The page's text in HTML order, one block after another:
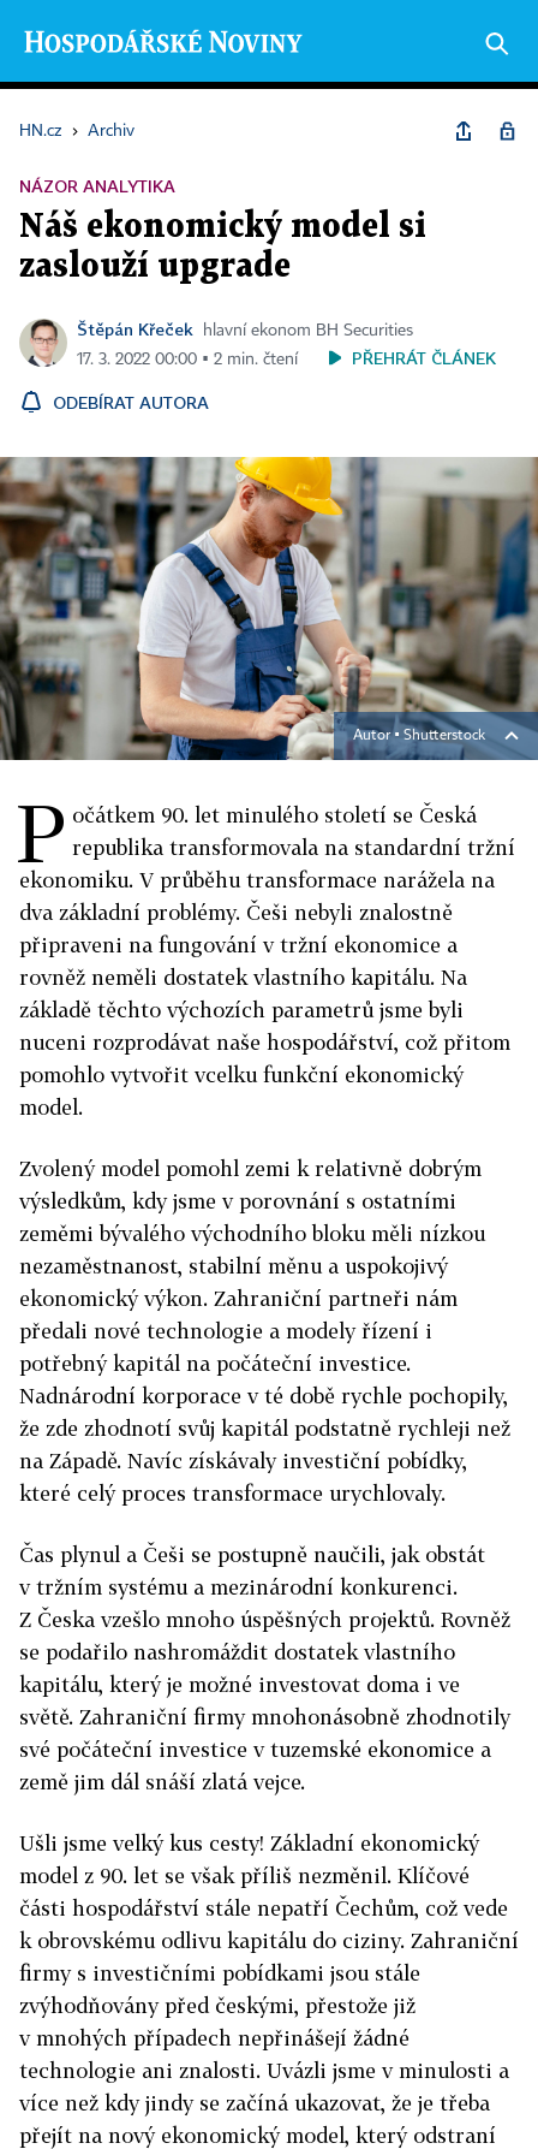
HN.cz › Archiv
NÁZOR ANALYTIKA
Náš ekonomický model si
zaslouží upgrade
Štěpán Křeček
hlavní ekonom BH Securities
17. 3. 2022 00:00 ▪ 2 min. čtení
PŘEHRÁT ČLÁNEK
ODEBÍRAT AUTORA
Autor ▪ Shutterstock
P očátkem 90. let minulého století se Česká
republika transformovala na standardní tržní
ekonomiku. V průběhu transformace narážela na
dva základní problémy. Češi nebyli znalostně
připraveni na fungování v tržní ekonomice a
rovněž neměli dostatek vlastního kapitálu. Na
základě těchto výchozích parametrů jsme byli
nuceni rozprodávat naše hospodářství, což přitom
pomohlo vytvořit vcelku funkční ekonomický
model.
Zvolený model pomohl zemi k relativně dobrým
výsledkům, kdy jsme v porovnání s ostatními
zeměmi bývalého východního bloku měli nízkou
nezaměstnanost, stabilní měnu a uspokojivý
ekonomický výkon. Zahraniční partneři nám
předali nové technologie a modely řízení i
potřebný kapitál na počáteční investice.
Nadnárodní korporace v té době rychle pochopily,
že zde zhodnotí svůj kapitál podstatně rychleji než
na Západě. Navíc získávaly investiční pobídky,
které celý proces transformace urychlovaly.
Čas plynul a Češi se postupně naučili, jak obstát
v tržním systému a mezinárodní konkurenci.
Z Česka vzešlo mnoho úspěšných projektů. Rovněž
se podařilo nashromáždit dostatek vlastního
kapitálu, který je možné investovat doma i ve
světě. Zahraniční firmy mnohonásobně zhodnotily
své počáteční investice v tuzemské ekonomice a
země jim dál snáší zlatá vejce.
Ušli jsme velký kus cesty! Základní ekonomický
model z 90. let se však příliš nezměnil. Klíčové
části hospodářství stále nepatří Čechům, což vede
k obrovskému odlivu kapitálu do ciziny. Zahraniční
firmy s investičními pobídkami jsou stále
zvýhodňovány před českými, přestože již
v mnohých případech nepřinášejí žádné
technologie ani znalosti. Uvázli jsme v minulosti a
více než kdy jindy se začíná ukazovat, že je třeba
přejít na nový ekonomický model, který odstraní